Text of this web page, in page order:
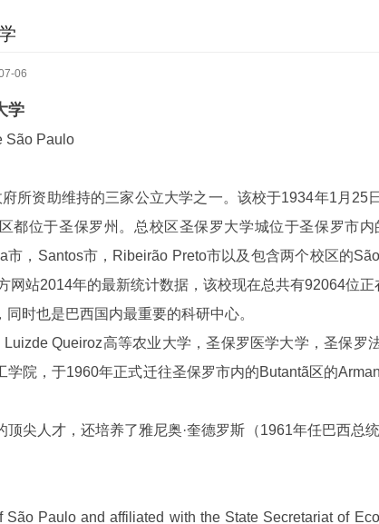
06
学
São Paulo
所资助维持的三家公立大学之一。该校于1934年1月25
位于圣保罗州。总校区圣保罗大学城位于圣保罗市内
，Santos市，Ribeirão Preto市以及包含两个校区的
站2014年的最新统计数据，该校现在总共有92064位
时也是巴西国内最重要的科研中心。
Queiroz高等农业大学，圣保罗医学大学，圣保罗
院，于1960年正式迁往圣保罗市内的Butantã区的
尖人才，还培养了雅尼奥·奎德罗斯（1961年任巴西总
Paulo and affiliated with the State Secretariat of